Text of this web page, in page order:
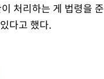
처리하는 게 법령을
다고 했다.